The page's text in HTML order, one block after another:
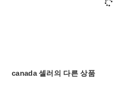
canada 셀러의 다른 상품